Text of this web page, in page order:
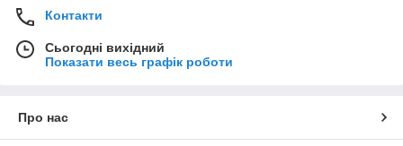
Контакти
Сьогодні вихідний
Показати весь графік роботи
Про нас